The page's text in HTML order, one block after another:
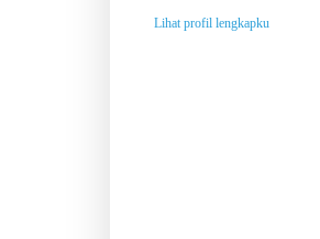
Lihat profil lengkapku